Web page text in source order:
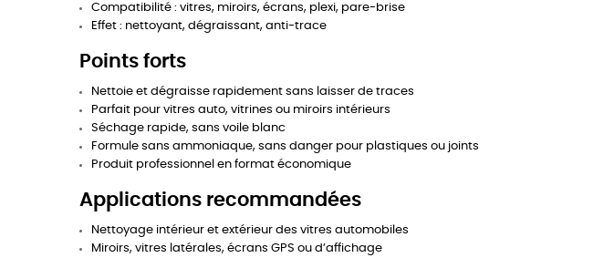
Compatibilité : vitres, miroirs, écrans, plexi, pare-brise
Effet : nettoyant, dégraissant, anti-trace
Points forts
Nettoie et dégraisse rapidement sans laisser de traces
Parfait pour vitres auto, vitrines ou miroirs intérieurs
Séchage rapide, sans voile blanc
Formule sans ammoniaque, sans danger pour plastiques ou joints
Produit professionnel en format économique
Applications recommandées
Nettoyage intérieur et extérieur des vitres automobiles
Miroirs, vitres latérales, écrans GPS ou d’affichage